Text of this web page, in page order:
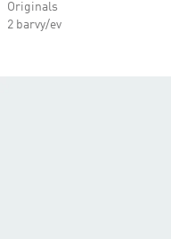
Originals
2 barvy/ev